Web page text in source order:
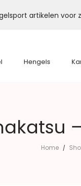
artikelen voor
Hengels
Home /